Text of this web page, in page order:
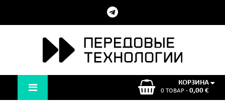
КОРЗИНА
0 ТОВАР - 0,00 €